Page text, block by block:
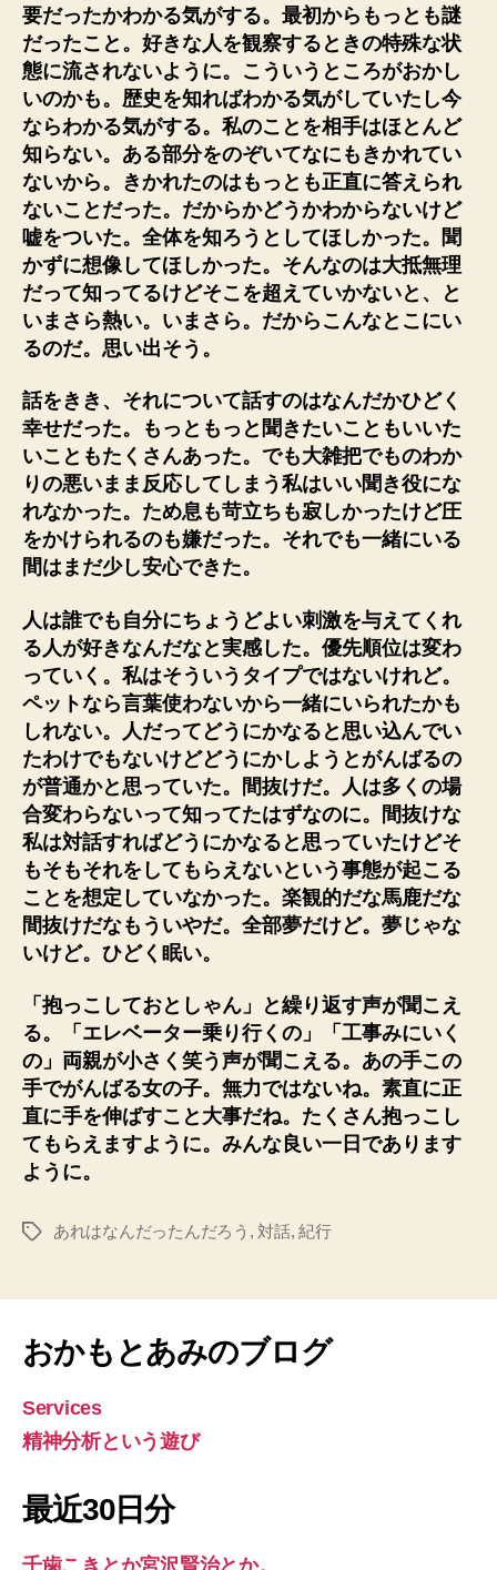
要だったかわかる気がする。最初からもっとも謎
だったこと。好きな人を観察するときの特殊な状
態に流されないように。こういうところがおかし
いのかも。歴史を知ればわかる気がしていたし今
ならわかる気がする。私のことを相手はほとんど
知らない。ある部分をのぞいてなにもきかれてい
ないから。きかれたのはもっとも正直に答えられ
ないことだった。だからかどうかわからないけど
嘘をついた。全体を知ろうとしてほしかった。聞
かずに想像してほしかった。そんなのは大抵無理
だって知ってるけどそこを超えていかないと、と
いまさら熱い。いまさら。だからこんなとこにい
るのだ。思い出そう。
話をきき、それについて話すのはなんだかひどく
幸せだった。もっともっと聞きたいこともいいた
いこともたくさんあった。でも大雑把でものわか
りの悪いまま反応してしまう私はいい聞き役にな
れなかった。ため息も苛立ちも寂しかったけど圧
をかけられるのも嫌だった。それでも一緒にいる
間はまだ少し安心できた。
人は誰でも自分にちょうどよい刺激を与えてくれ
る人が好きなんだなと実感した。優先順位は変わ
っていく。私はそういうタイプではないけれど。
ペットなら言葉使わないから一緒にいられたかも
しれない。人だってどうにかなると思い込んでい
たわけでもないけどどうにかしようとがんばるの
が普通かと思っていた。間抜けだ。人は多くの場
合変わらないって知ってたはずなのに。間抜けな
私は対話すればどうにかなると思っていたけどそ
もそもそれをしてもらえないという事態が起こる
ことを想定していなかった。楽観的だな馬鹿だな
間抜けだなもういやだ。全部夢だけど。夢じゃな
いけど。ひどく眠い。
「抱っこしておとしゃん」と繰り返す声が聞こえ
る。「エレベーター乗り行くの」「工事みにいく
の」両親が小さく笑う声が聞こえる。あの手この
手でがんばる女の子。無力ではないね。素直に正
直に手を伸ばすこと大事だね。たくさん抱っこし
てもらえますように。みんな良い一日であります
ように。
タ
あれはなんだったんだろう ,対話,紀行
おかもとあみのブログ
Services
精神分析という遊び
最近30日分
千歯こきとか宮沢賢治とか。